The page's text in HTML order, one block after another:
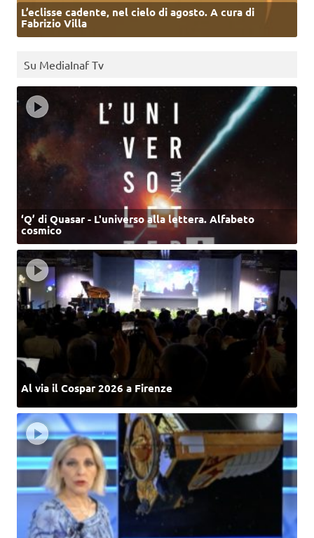
L’eclisse cadente, nel cielo di agosto. A cura di
Fabrizio Villa
Su MediaInaf Tv
‘Q’ di Quasar - L'universo alla lettera. Alfabeto
cosmico
Al via il Cospar 2026 a Firenze